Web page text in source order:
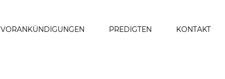
VORANKÜNDIGUNGEN PREDIGTEN KONTAKT